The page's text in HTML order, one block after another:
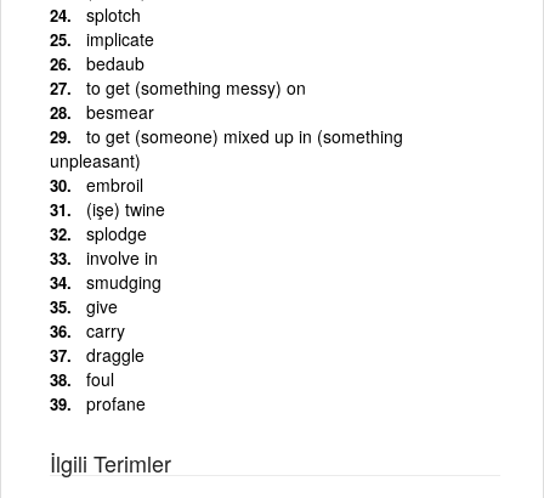
splotch
implicate
bedaub
to get (something messy) on
besmear
to get (someone) mixed up in (something
unpleasant)
embroil
(işe) twine
splodge
involve in
smudging
give
carry
draggle
foul
profane
İlgili Terimler